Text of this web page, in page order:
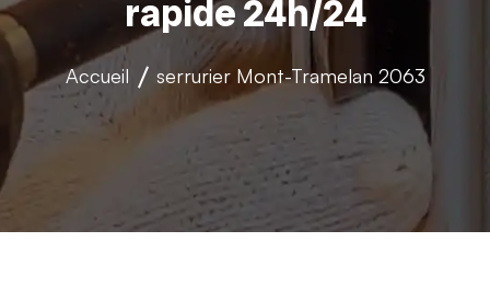
rapide 24h/24
Accueil serrurier Mont-Tramelan 2063